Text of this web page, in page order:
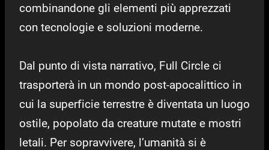
combinandone gli elementi più apprezzati
con tecnologie e soluzioni moderne.
Dal punto di vista narrativo, Full Circle ci
trasporterà in un mondo post-apocalittico in
cui la superficie terrestre è diventata un luogo
ostile, popolato da creature mutate e mostri
letali. Per sopravvivere, l’umanità si è